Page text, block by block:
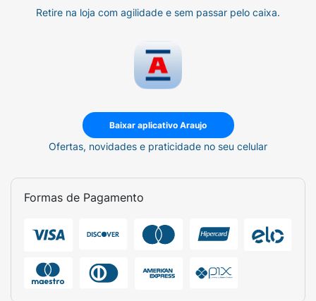
Retire na loja com agilidade e sem passar pelo caixa.
Baixar aplicativo Araujo
Ofertas, novidades e praticidade no seu celular
Formas de Pagamento